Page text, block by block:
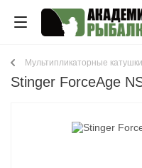
Мультипликаторные катушки
Stinger ForceAge